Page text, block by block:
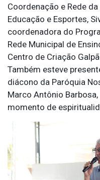
Coordenação e Rede
Educação e Esportes,
coordenadora do
Rede Municipal de
Centro de Criação
Também esteve
diácono da Paróquia
Marco Antônio
momento de